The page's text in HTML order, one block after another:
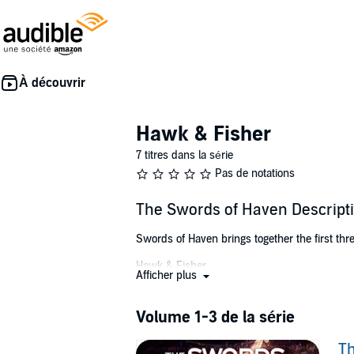
Hawk & Fisher
7 titres dans la série
Pas de notations
The Swords of Haven
Swords of Haven brings together the first
Hawk & Fisher
casters, cunning politicians, Haven royalty,
Afficher plus
Volume 1-3 de la série